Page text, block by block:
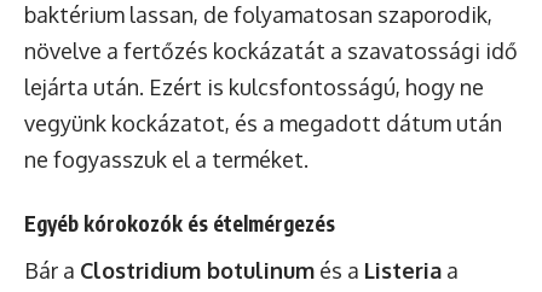
baktérium lassan, de folyamatosan szaporodik,
növelve a fertőzés kockázatát a szavatossági idő
lejárta után. Ezért is kulcsfontosságú, hogy ne
vegyünk kockázatot, és a megadott dátum után
ne fogyasszuk el a terméket.
Egyéb kórokozók és ételmérgezés
Bár a Clostridium botulinum és a Listeria a